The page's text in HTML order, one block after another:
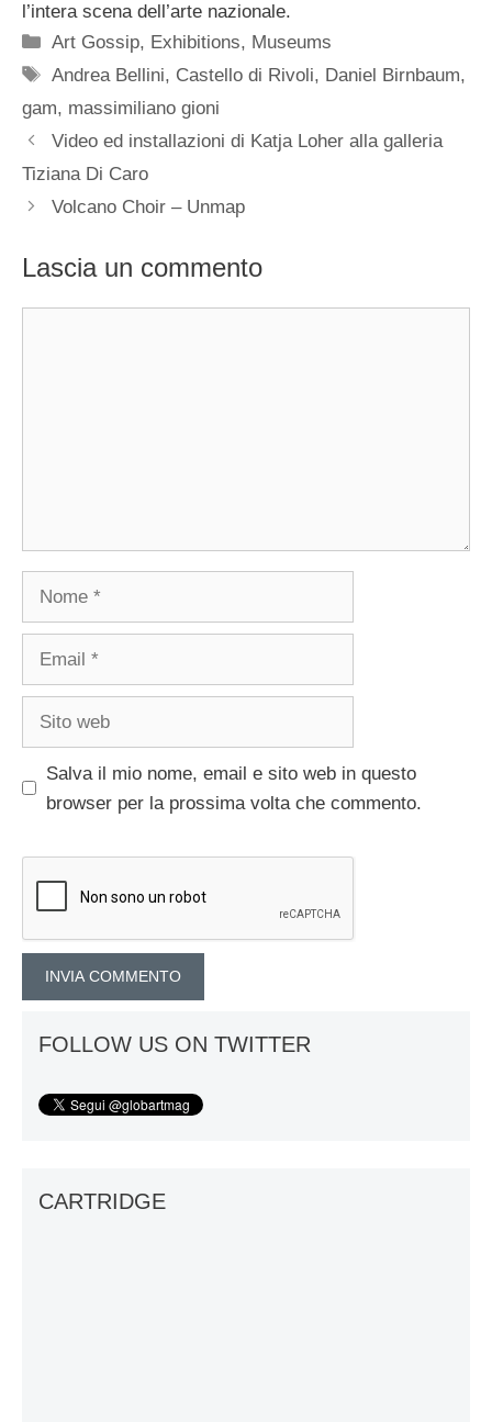
l’intera scena dell’arte nazionale.
Categorie
Art Gossip, Exhibitions, Museums
Tag
Andrea Bellini, Castello di Rivoli, Daniel Birnbaum,
gam, massimiliano gioni
Video ed installazioni di Katja Loher alla galleria
Tiziana Di Caro
Volcano Choir – Unmap
Lascia un commento
Salva il mio nome, email e sito web in questo
browser per la prossima volta che commento.
FOLLOW US ON TWITTER
CARTRIDGE